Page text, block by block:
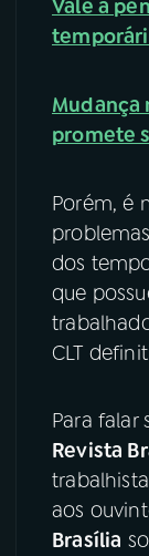
YouTube
TikTok
Vale a
promete
Porém, é
dos
que
CLT
Para falar
Revista
aos
Brasília